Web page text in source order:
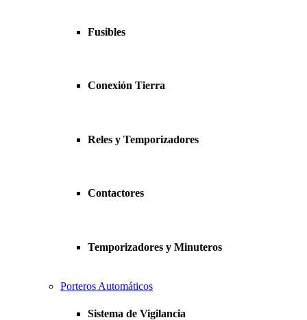
Fusibles
Conexión Tierra
Reles y Temporizadores
Contactores
Temporizadores y Minuteros
Porteros Automáticos
Sistema de Vigilancia